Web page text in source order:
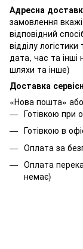
Адресна
замовлення
відповідний
відділу
дата, час та інші
шляхи та інше)
Доставка
«Нова пошта»
Готівкою при
Готівкою в
Оплата за
Оплата
немає)